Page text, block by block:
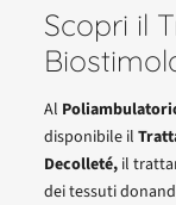
Scopri il
Al
disponibile il
Decolleté,il
dei tessuti